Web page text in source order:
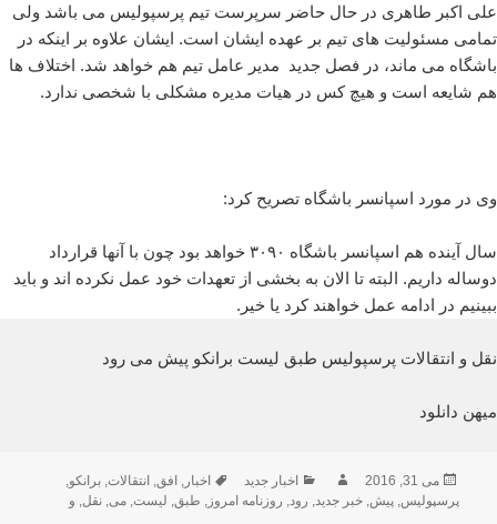
علی اکبر طاهری در حال حاضر سرپرست تیم پرسپولیس می باشد ولی
تمامی مسئولیت های تیم بر عهده ایشان است. ایشان علاوه بر اینکه در
باشگاه می ماند، در فصل جدید مدیر عامل تیم هم خواهد شد. اختلاف ها
هم شایعه است و هیچ کس در هیات مدیره مشکلی با شخصی ندارد.
وی در مورد اسپانسر باشگاه تصریح کرد:
سال آینده هم اسپانسر باشگاه ۳۰۹۰ خواهد بود چون با آنها قرارداد
دوساله داریم. البته تا الان به بخشی از تعهدات خود عمل نکرده اند و باید
ببینیم در ادامه عمل خواهند کرد یا خیر.
نقل و انتقالات پرسپولیس طبق لیست برانکو پیش می رود
میهن دانلود
ارسال
شده
می 31, 2016 نویسندهدسته‌ها
اخبار جدید برچسب‌ها
اخبار, افق, انتقالات,برانکو,
پرسپولیس,پیش,خبر جدید, رود, روزنامه امروز, طبق, لیست,می,نقل, و